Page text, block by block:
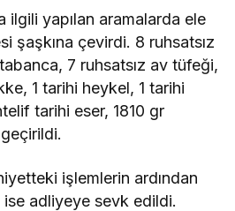
ilgili yapılan aramalarda ele
şaşkına çevirdi. 8 ruhsatsız
7 ruhsatsız av tüfeği,
1 tarihi heykel, 1 tarihi
tarihi eser, 1810 gr
işlemlerin ardından
ise adliyeye sevk edildi.